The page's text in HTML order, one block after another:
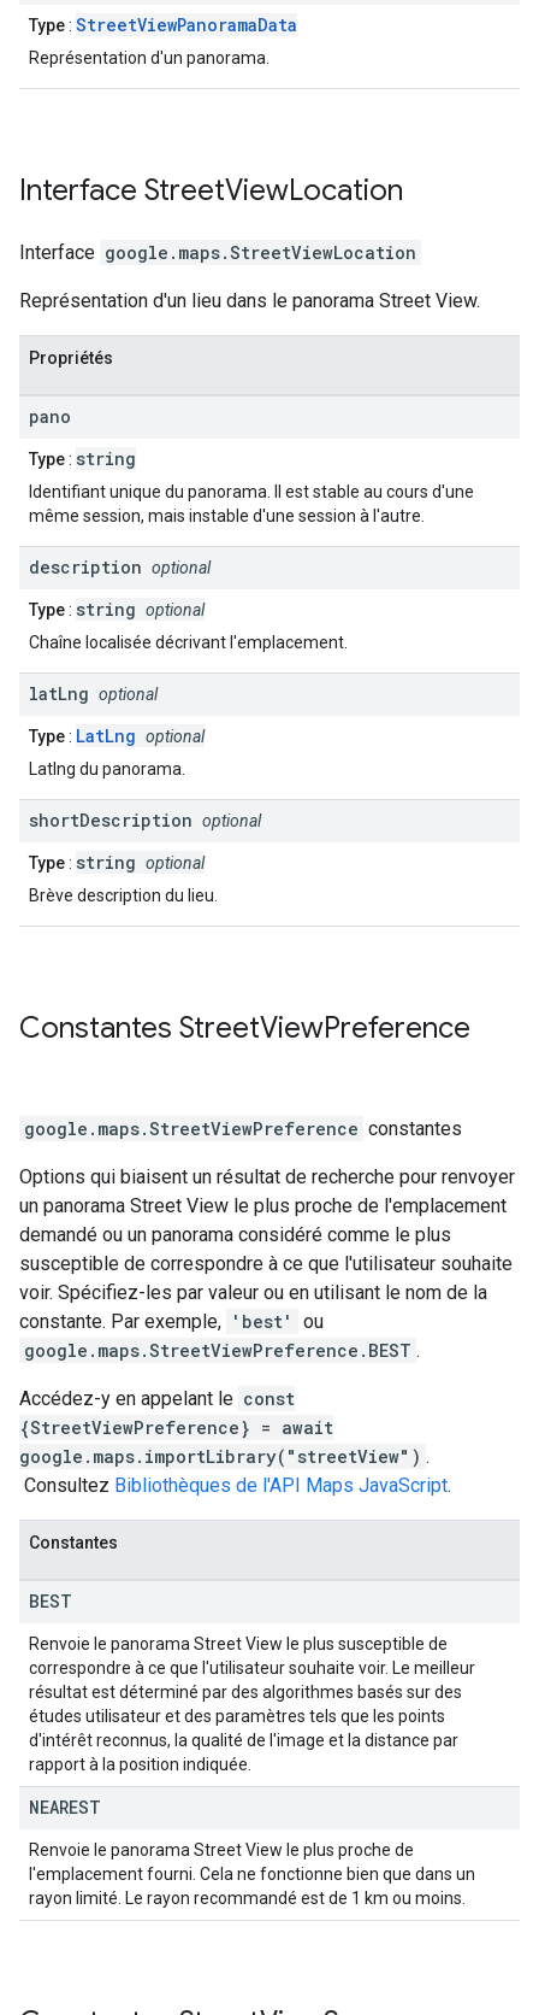
Type: StreetViewPanoramaData
Représentation d'un panorama.
Interface StreetViewLocation
Interface google.maps.StreetViewLocation
Représentation d'un lieu dans le panorama Street View.
Propriétés
pano
Type: string
Identifiant unique du panorama. Il est stable au cours d'une
même session, mais instable d'une session à l'autre.
description optional
Type: string optional
Chaîne localisée décrivant l'emplacement.
latLng optional
Type: LatLng optional
Latlng du panorama.
shortDescription optional
Type: string optional
Brève description du lieu.
Constantes StreetViewPreference
google.maps.StreetViewPreference constantes
Options qui biaisent un résultat de recherche pour renvoyer
un panorama Street View le plus proche de l'emplacement
demandé ou un panorama considéré comme le plus
susceptible de correspondre à ce que l'utilisateur souhaite
voir. Spécifiez-les par valeur ou en utilisant le nom de la
constante. Par exemple, 'best'
ou
google.maps.StreetViewPreference.BEST .
Accédez-y en appelant le const
{StreetViewPreference} = await
google.maps.importLibrary("streetView") .
Consultez Bibliothèques de l'API Maps JavaScript.
Constantes
BEST
Renvoie le panorama Street View le plus susceptible de
correspondre à ce que l'utilisateur souhaite voir. Le meilleur
résultat est déterminé par des algorithmes basés sur des
études utilisateur et des paramètres tels que les points
d'intérêt reconnus, la qualité de l'image et la distance par
rapport à la position indiquée.
NEAREST
Renvoie le panorama Street View le plus proche de
l'emplacement fourni. Cela ne fonctionne bien que dans un
rayon limité. Le rayon recommandé est de 1 km ou moins.